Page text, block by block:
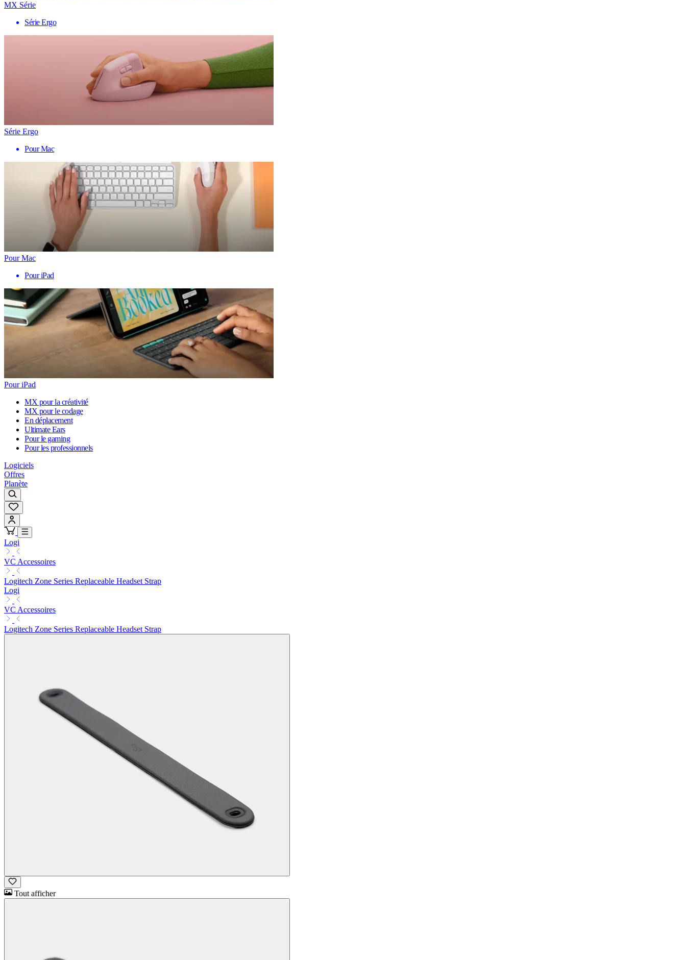
MX Série
Série Ergo
Série Ergo
Pour Mac
Pour Mac
Pour iPad
Pour iPad
MX pour la créativité
MX pour le codage
En déplacement
Ultimate Ears
Pour le gaming
Pour les professionnels
Logiciels
Offres
Planète
Logi
VC Accessoires
Logitech Zone Series Replaceable Headset Strap
Logi
VC Accessoires
Logitech Zone Series Replaceable Headset Strap
Tout afficher